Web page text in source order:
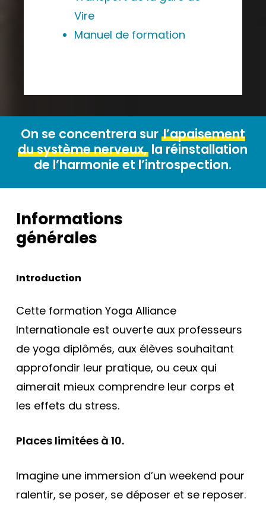
Vire
Manuel de formation
On se concentrera sur l’apaisement
du système nerveux, la réinstallation
de l’harmonie et l’introspection.
Informations
générales
Introduction
Cette formation Yoga Alliance
Internationale est ouverte aux professeurs
de yoga diplômés, aux élèves souhaitant
approfondir leur pratique, ou ceux qui
aimerait mieux comprendre leur corps et
les effets du stress.
Places limitées à 10.
Imagine une immersion d’un weekend pour
ralentir, se poser, se déposer et se reposer.